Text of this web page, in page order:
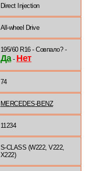
Direct Injection
All-wheel Drive
195/60 R16 - Совпало? -
Да- Нет
74
MERCEDES-BENZ
11234
S-CLASS (W222, V222,
X222)